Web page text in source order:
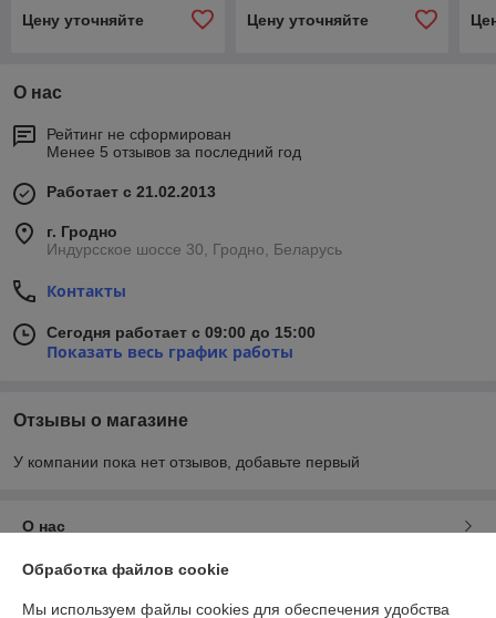
Цену уточняйте
Цену уточняйте
О нас
Рейтинг не сформирован
Менее 5 отзывов за последний год
Работает с 21.02.2013
г. Гродно
Индурсское шоссе 30, Гродно, Беларусь
Контакты
Сегодня работает с 09:00 до 15:00
Показать весь график работы
Отзывы о магазине
У компании пока нет отзывов, добавьте первый
О нас
Контакты
Обработка файлов cookie
Мы используем файлы cookies для обеспечения удобства